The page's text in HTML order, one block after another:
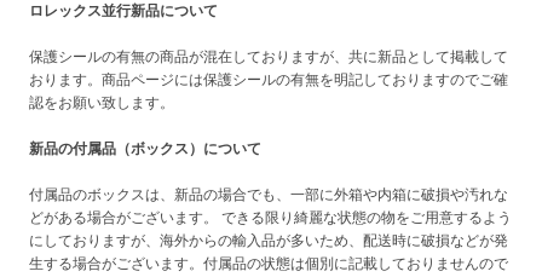
ロレックス並行新品について
保護シールの有無の商品が混在しておりますが、共に新品として掲載して
おります。商品ページには保護シールの有無を明記しておりますのでご確
認をお願い致します。
新品の付属品（ボックス）について
付属品のボックスは、新品の場合でも、一部に外箱や内箱に破損や汚れな
どがある場合がございます。 できる限り綺麗な状態の物をご用意するよう
にしておりますが、海外からの輸入品が多いため、配送時に破損などが発
生する場合がございます。付属品の状態は個別に記載しておりませんので